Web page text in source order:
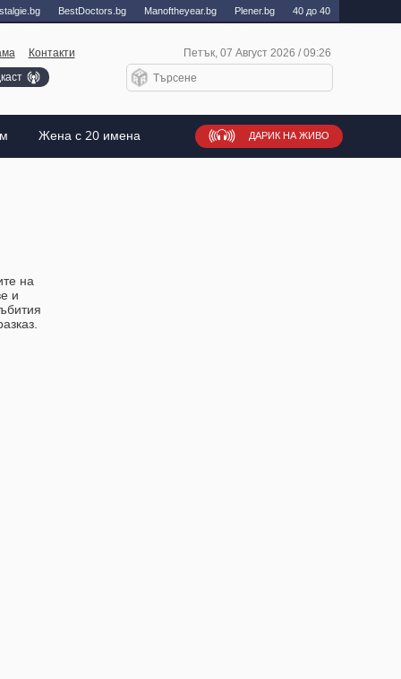
BestDoctors.bg Manоftheyear.bg Plener.bg 40 до 40
Контакти
ДАРИК НА ЖИВО
Петък, 07 Август 2026 / 09:26
Жена с 20 имена
на
и